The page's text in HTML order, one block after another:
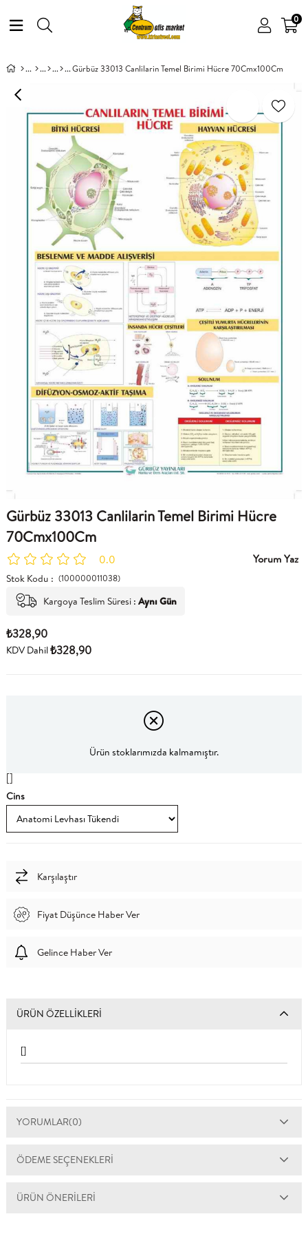
0
Gürbüz 33013 Canlilarin Temel Birimi Hücre 70Cmx100Cm
Gürbüz 33013 Canlilarin Temel Birimi Hücre
70Cmx100Cm
0.0 Yorum Yaz
Stok Kodu (100000011038)
Kargoya Teslim Süresi : Aynı Gün
₺328,90
KDV Dahil₺328,90
Ürün stoklarımızda kalmamıştır.
[]
Cins
Karşılaştır
Fiyat Düşünce Haber Ver
Gelince Haber Ver
ÜRÜN ÖZELLIKLERI
[]
YORUMLAR(0)
ÖDEME SEÇENEKLERI
ÜRÜN ÖNERILERI